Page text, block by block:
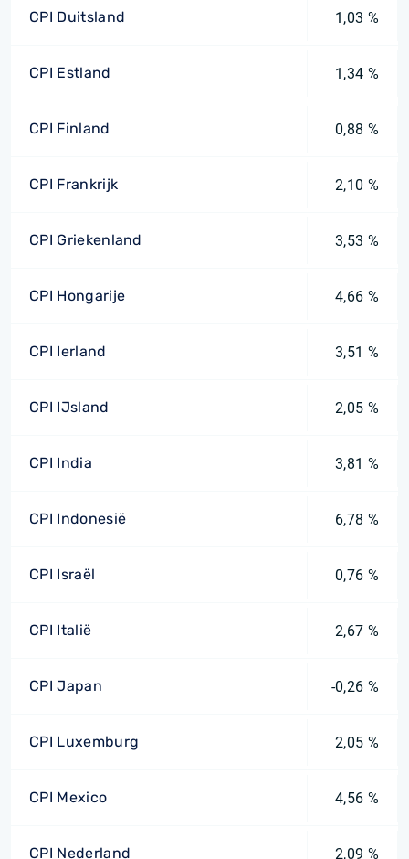
CPI Duitsland 1,03 %
CPI Estland 1,34 %
CPI Finland 0,88 %
CPI Frankrijk 2,10 %
CPI Griekenland 3,53 %
CPI Hongarije 4,66 %
CPI Ierland 3,51 %
CPI IJsland 2,05 %
CPI India 3,81 %
CPI Indonesië 6,78 %
CPI Israël 0,76 %
CPI Italië 2,67 %
CPI Japan -0,26 %
CPI Luxemburg 2,05 %
CPI Mexico 4,56 %
CPI Nederland 2,09 %